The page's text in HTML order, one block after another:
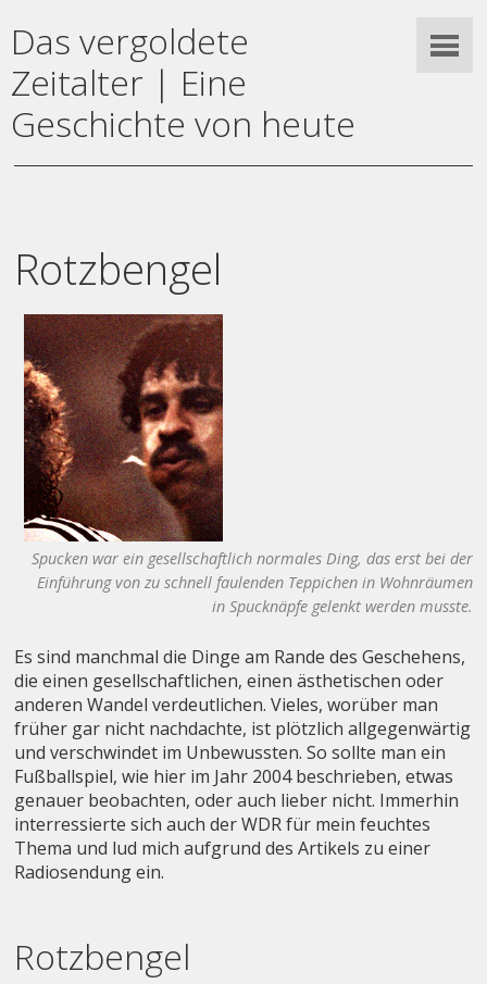
Das vergoldete
Zeitalter | Eine
Geschichte von heute
Rotzbengel
Spucken war ein gesellschaftlich normales Ding, das erst bei der
Einführung von zu schnell faulenden Teppichen in Wohnräumen
in Spucknäpfe gelenkt werden musste.
Es sind manchmal die Dinge am Rande des Geschehens,
die einen gesellschaftlichen, einen ästhetischen oder
anderen Wandel verdeutlichen. Vieles, worüber man
früher gar nicht nachdachte, ist plötzlich allgegenwärtig
und verschwindet im Unbewussten. So sollte man ein
Fußballspiel, wie hier im Jahr 2004 beschrieben, etwas
genauer beobachten, oder auch lieber nicht. Immerhin
interressierte sich auch der WDR für mein feuchtes
Thema und lud mich aufgrund des Artikels zu einer
Radiosendung ein.
Rotzbengel